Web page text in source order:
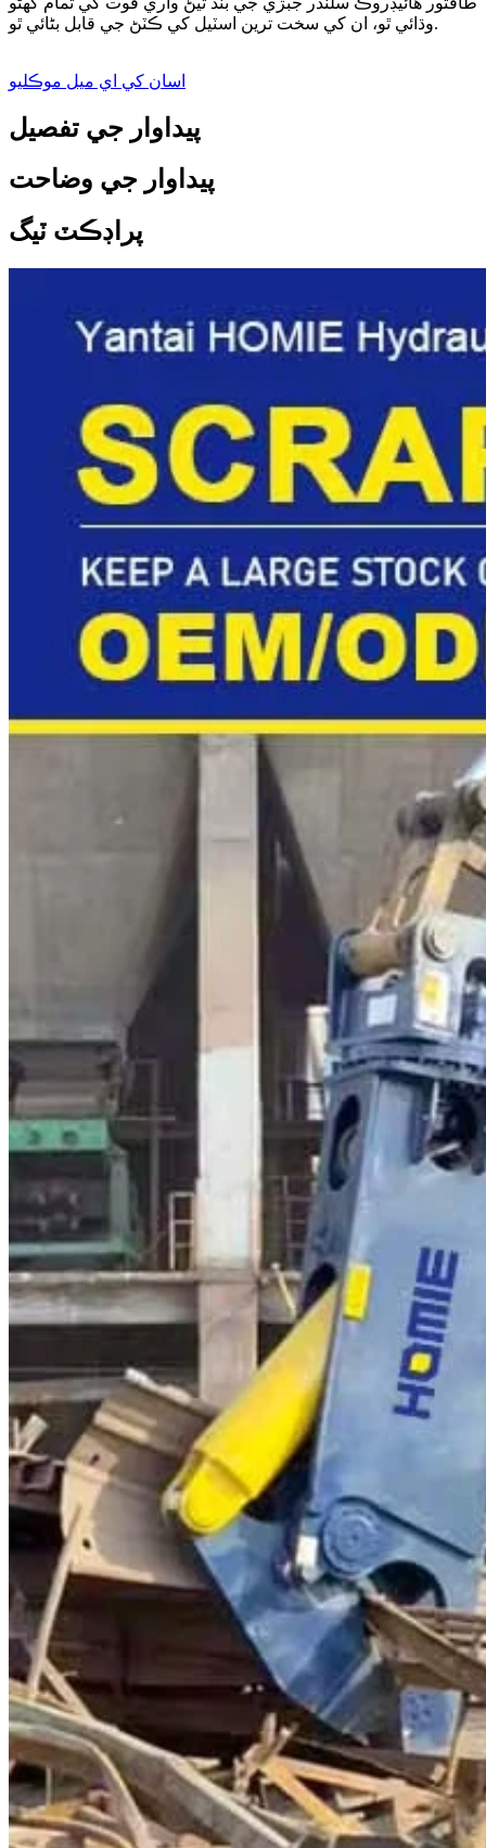
وڌائي ٿو، ان کي سخت ترين اسٽيل کي ڪٽڻ جي قابل بڻائي ٿو.
اسان کي اي ميل موڪليو
پيداوار جي تفصيل
پيداوار جي وضاحت
پراڊڪٽ ٽيگ